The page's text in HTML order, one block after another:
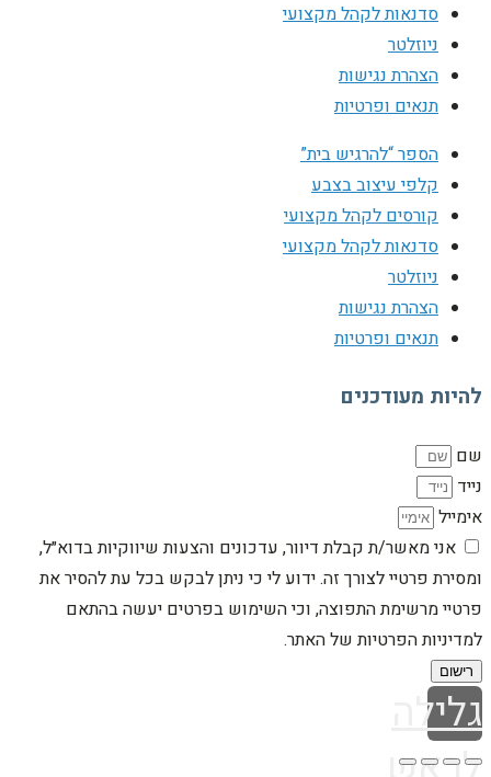
סדנאות לקהל מקצועי
ניוזלטר
הצהרת נגישות
תנאים ופרטיות
הספר “להרגיש בית”
קלפי עיצוב בצבע
קורסים לקהל מקצועי
סדנאות לקהל מקצועי
ניוזלטר
הצהרת נגישות
תנאים ופרטיות
להיות מעודכנים
שם
נייד
אימייל
אני מאשר/ת קבלת דיוור, עדכונים והצעות שיווקיות בדוא״ל,
ומסירת פרטיי לצורך זה. ידוע לי כי ניתן לבקש בכל עת להסיר את
פרטיי מרשימת התפוצה, וכי השימוש בפרטים יעשה בהתאם
למדיניות הפרטיות של האתר.
רישום
גלילה